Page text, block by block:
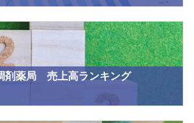
剤薬局 売上高ランキング